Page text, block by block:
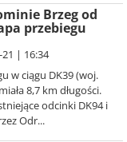
Brzeg od
przebiegu
21 | 16:34
w ciągu DK39 (woj.
8,7 km długości.
odcinki DK94 i
Odr...